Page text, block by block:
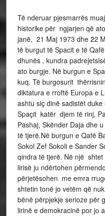
Të nderuar pjesmarrës
historike për ngjarjen që
janë, 21 Maj 1973 dhe 22
të burgut të Spacit e të
dhunës , kundra
ato burgje. Në burgun e
kuq. Të burgosurit
diktatura e rroftë Europa e
ashtu siç dinë sadistët
Spaçit katër djem të rinj,
Pashaj, Skënder Daja dhe
të tjerë.Në burgun e Qafë
Sokol Zef Sokoli e Sander
qindra të tjerë. Në një
lirisë ju ndërtohen
përjetësohen me emra
shtetin tonë jo vetëm që
bënë përpjekje serioze për
lirinë e demokracinë por jo